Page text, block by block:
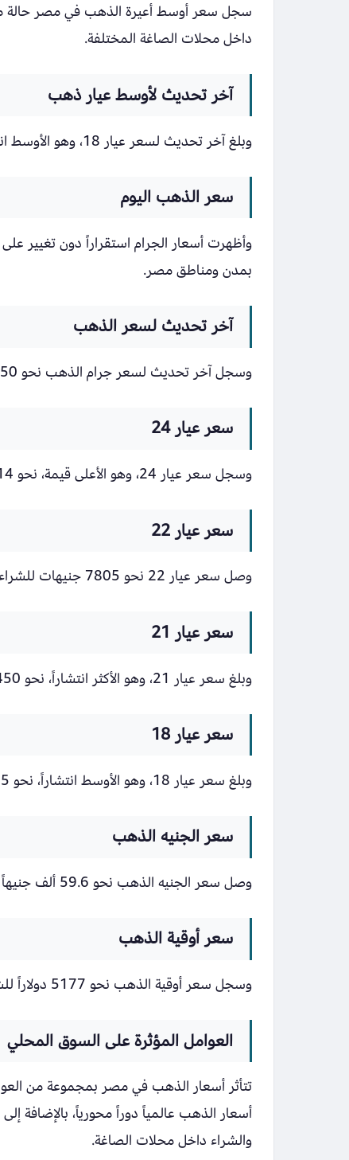
داخل محلات الصاغة المختلفة.
آخر تحديث لأوسط عيار ذهب
وبلغ آخر تحديث لسعر عيار 18، وهو الأوسط انتشاراً، نحو 6385 جنيهاً للشراء و6343 جنيهاً للبيع.
سعر الذهب اليوم
وأظهرت أسعار الجرام استقراراً دون تغيير
بمدن ومناطق مصر.
آخر تحديث لسعر الذهب
وسجل آخر تحديث لسعر جرام الذهب نحو 7450 جنيهاً.
سعر عيار 24
وسجل سعر عيار 24، وهو الأعلى قيمة، نحو 8514 جنيهاً للشراء و8457 جنيهاً للبيع.
سعر عيار 22
وصل سعر عيار 22 نحو 7805 جنيهات للشراء و7752 جنيهاً للبيع.
سعر عيار 21
وبلغ سعر عيار 21، وهو الأكثر انتشاراً، نحو 7450 جنيهاً للشراء و7400 جنيهاً للبيع.
سعر عيار 18
وبلغ سعر عيار 18، وهو الأوسط انتشاراً، نحو 6385 جنيهات للشراء و6343 جنيهات للبيع.
سعر الجنيه الذهب
وصل سعر الجنيه الذهب نحو 59.6 ألف جنيهاً للشراء و59.2 ألف جنيهاً للبيع.
سعر أوقية الذهب
وسجل سعر أوقية الذهب نحو 5177 دولاراً للشراء و5176 دولاراً للبيع.
العوامل المؤثرة على السوق المحلي
تتأثر أسعار الذهب في مصر بمجموعة من
أسعار الذهب عالمياً دوراً محورياً، بالإضافة
والشراء داخل محلات الصاغة.